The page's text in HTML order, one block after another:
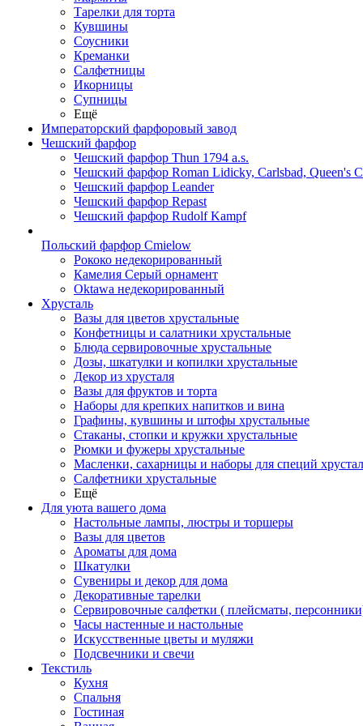
Тарелки для торта
Кувшины
Соусники
Креманки
Салфетницы
Икорницы
Супницы
Ещё
Императорский фарфоровый завод
Чешский фарфор
Чешский фарфор Thun 1794 a.s.
Чешский фарфор Roman Lidicky, Carlsbad, Queen's
Чешский фарфор Leander
Чешский фарфор Repast
Чешский фарфор Rudolf Kampf
Польский фарфор Сmielow
Рококо недекорированный
Камелия Серый орнамент
Oktawa недекорированный
Хрусталь
Вазы для цветов хрустальные
Конфетницы и салатники хрустальные
Блюда сервировочные хрустальные
Дозы, шкатулки и копилки хрустальные
Декор из хрусталя
Вазы для фруктов и торта
Наборы для крепких напитков и вина
Графины, кувшины и штофы хрустальные
Стаканы, стопки и кружки хрустальные
Рюмки и фужеры хрустальные
Масленки, сахарницы и наборы для специй
Салфетники хрустальные
Ещё
Для уюта вашего дома
Настольные лампы, люстры и торшеры
Вазы для цветов
Ароматы для дома
Шкатулки
Сувениры и декор для дома
Декоративные тарелки
Сервировочные салфетки ( плейсматы,
Часы настенные и настольные
Искусственные цветы и муляжи
Подсвечники и свечи
Текстиль
Кухня
Спальня
Гостиная